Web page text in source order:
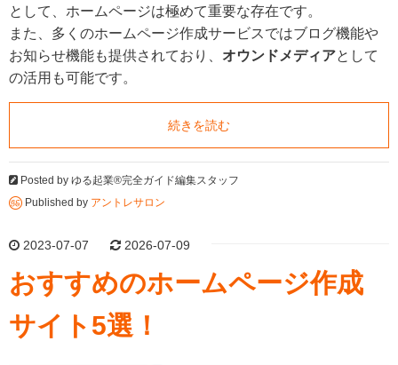
として、ホームページは極めて重要な存在です。
また、多くのホームページ作成サービスではブログ機能や
お知らせ機能も提供されており、 オウンドメディアとして
の活用も可能です。
続きを読む
Posted by ゆる起業®完全ガイド編集スタッフ
Published by アントレサロン
2023-07-07 2026-07-09
おすすめのホームページ作成
サイト5選！